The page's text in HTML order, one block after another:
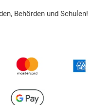
Behörden und Schulen!